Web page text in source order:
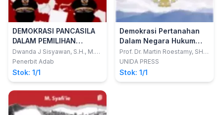
DEMOKRASI PANCASILA
DALAM PEMILIHAN
KEPALA DAERAH CALON
TUNGGAL DI INDONESIA
(Pelaksanaan Pemilihan
Kepala Daerah Calon
Tunggal Pasca Putusan
Mahkamah Konstitusi
Nomor 100/PUU-
Dwanda J Sisyawan, S.H., M.H.,
C.L.A.
Penerbit Adab
Stok: 1/1
Demokrasi Pertanahan
Dalam Negara Hukum
Pancasila
Prof. Dr. Martin Roestamy, SH.,
MH.
UNIDA PRESS
Stok: 1/1